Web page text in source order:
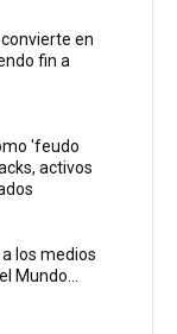
en
fin a
'feudo
activos
los medios
Mundo...